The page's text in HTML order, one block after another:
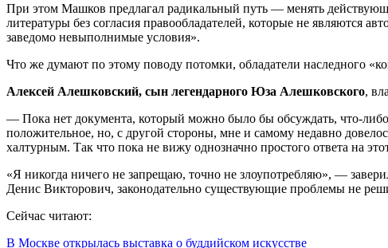
При этом Машков предлагал радикальный путь — менять
литературы без согласия правообладателей, которые не являются
заведомо невыполнимые условия».
Что же думают по этому поводу потомки, обладатели наследного
Алексей Алешковский, сын легендарного Юза Алешковского,
— Пока нет документа, который можно было бы обсуждать, что-
положительное, но, с другой стороны, мне и самому недавно
халтурным. Так что пока не вижу однозначно простого ответа на
«Я никогда ничего не запрещаю, точно не злоупотребляю», —
Денис Викторович, законодательно существующие проблемы не
Сейчас читают:
В Москве открылась выставка о буддийском искусстве